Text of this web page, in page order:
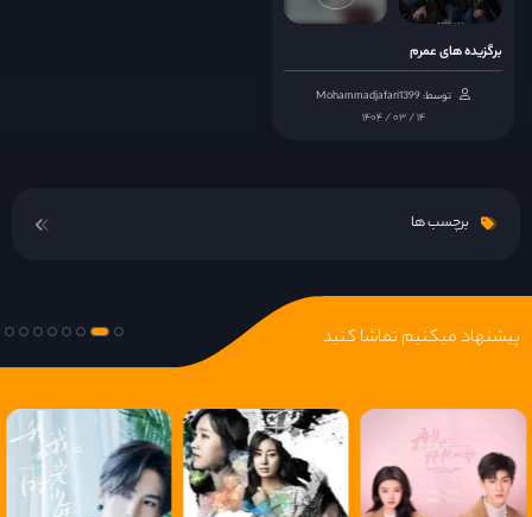
قسمت 15
قسمت 18
قسمت 20
قسمت 21
برگزیده های عمرم
توسط: Mohammadjafari1399
۱۴۰۴ / ۰۳ / ۱۴
برچسب ها
پیشنهاد میکنیم تماشا کنید